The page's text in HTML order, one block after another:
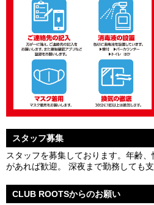
スタッフ募集
スタッフを募集しております。年齢
があれば歓迎。 深夜まで勤務しても
CLUB ROOTSからのお願い